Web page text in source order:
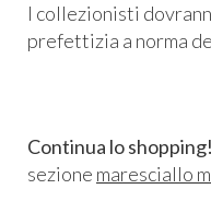
I collezionisti
prefettizia a norma
Continua lo shopping!
sezione maresciallo